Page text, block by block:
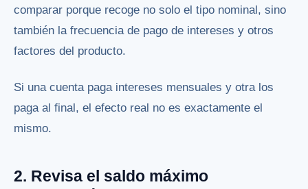
comparar porque recoge no solo el tipo nominal, sino
también la frecuencia de pago de intereses y otros
factores del producto.
Si una cuenta paga intereses mensuales y otra los
paga al final, el efecto real no es exactamente el
mismo.
2. Revisa el saldo máximo